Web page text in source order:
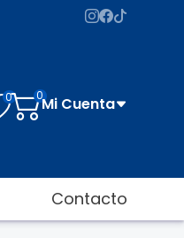
0 0Mi Cuenta
Contacto